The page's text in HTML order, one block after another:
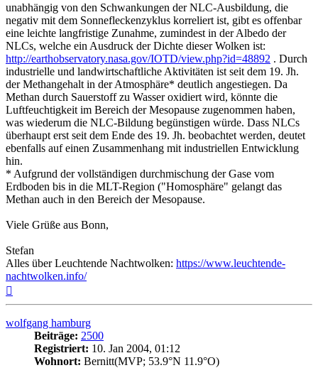
unabhängig von den Schwankungen der NLC-Ausbildung, die
negativ mit dem Sonnefleckenzyklus korreliert ist, gibt es offenbar
eine leichte langfristige Zunahme, zumindest in der Albedo der
NLCs, welche ein Ausdruck der Dichte dieser Wolken ist:
http://earthobservatory.nasa.gov/IOTD/view.php?id=48892 . Durch
industrielle und landwirtschaftliche Aktivitäten ist seit dem 19. Jh.
der Methangehalt in der Atmosphäre* deutlich angestiegen. Da
Methan durch Sauerstoff zu Wasser oxidiert wird, könnte die
Luftfeuchtigkeit im Bereich der Mesopause zugenommen haben,
was wiederum die NLC-Bildung begünstigen würde. Dass NLCs
überhaupt erst seit dem Ende des 19. Jh. beobachtet werden, deutet
ebenfalls auf einen Zusammenhang mit industriellen Entwicklung
hin.
* Aufgrund der vollständigen durchmischung der Gase vom
Erdboden bis in die MLT-Region ("Homosphäre" gelangt das
Methan auch in den Bereich der Mesopause.
Viele Grüße aus Bonn,
Stefan
Alles über Leuchtende Nachtwolken: https://www.leuchtende-
nachtwolken.info/
wolfgang hamburg
Beiträge: 2500
Registriert: 10. Jan 2004, 01:12
Wohnort: Bernitt(MVP; 53.9°N 11.9°O)